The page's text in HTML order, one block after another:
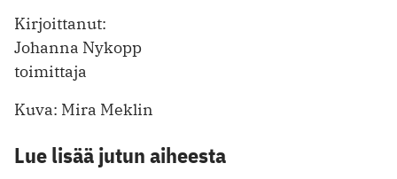
Kirjoittanut:
Johanna Nykopp
toimittaja
Kuva: Mira Meklin
Lue lisää jutun aiheesta